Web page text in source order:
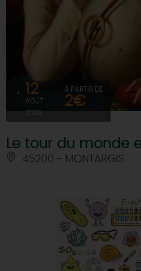
12
AOÛT
2026
À PARTIR DE
2€
Le tour du monde
45200 - MONTARGIS